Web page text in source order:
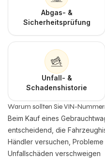
Abgas- &
Sicherheitsprüfung
Unfall- &
Schadenshistorie
Warum sollten Sie VIN-
Beim Kauf eines
entscheidend, die
Händler versuchen,
Unfallschäden verschweigen